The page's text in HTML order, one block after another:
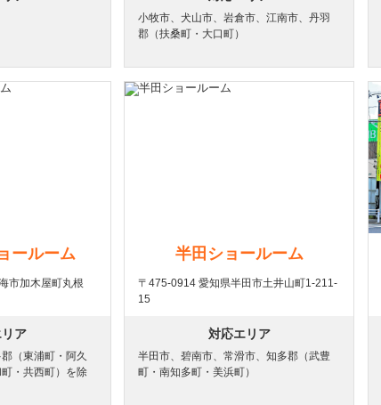
小牧市、犬山市、岩倉市、江南市、丹羽
郡（扶桑町・大口町）
ールーム
市加木屋町丸根
ア
（東浦町・阿久
・共西町）を除
半田ショールーム
〒475-0914 愛知県半田市土井山町1-211-
15
対応エリア
半田市、碧南市、常滑市、知多郡（武豊
町・南知多町・美浜町）